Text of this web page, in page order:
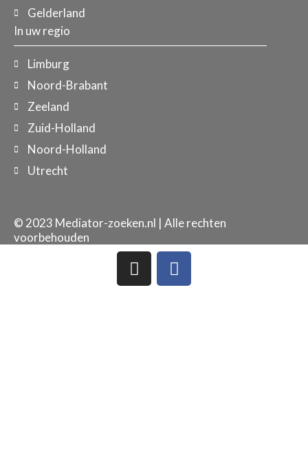
Gelderland
In uw regio
Limburg
Noord-Brabant
Zeeland
Zuid-Holland
Noord-Holland
Utrecht
© 2023 Mediator-zoeken.nl | Alle rechten
voorbehouden
I
n
F
a